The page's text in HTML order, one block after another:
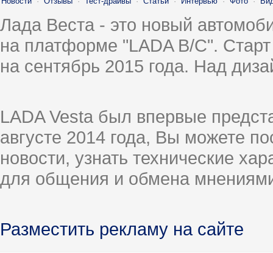
Лада Веста - это новый
на платформе "LADA B/C".
на сентябрь 2015 года. Над
LADA Vesta был впервые
августе 2014 года, Вы можете
новости, узнать технические
для общения и обмена
Разместить рекламу на сайте